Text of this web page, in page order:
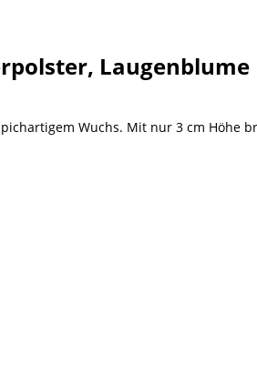
Laugenblume
Wuchs. Mit nur 3 cm Höhe